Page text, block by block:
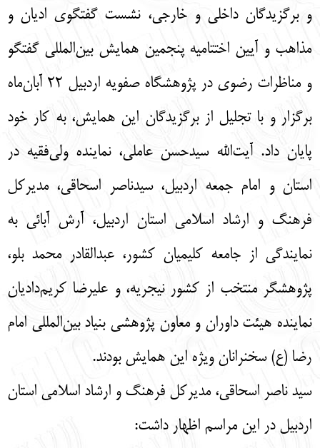
و برگزیدگان داخلی و خارجی، نشست گفتگوی ادیان و
مذاهب و آیین اختتامیه پنجمین همایش بین‌المللی گفتگو
و مناظرات رضوی در پژوهشگاه صفویه اردبیل ۲۲ آبان‌ماه
برگزار و با تجلیل از برگزیدگان این همایش، به کار خود
پایان داد. آیت‌الله سیدحسن عاملی، نماینده ولی‌فقیه در
استان و امام جمعه اردبیل، سیدناصر اسحاقی، مدیرکل
فرهنگ و ارشاد اسلامی استان اردبیل، آرش آبائی به
نمایندگی از جامعه کلیمیان کشور، عبدالقادر محمد بلو،
پژوهشگر منتخب از کشور نیجریه، و علیرضا کریم‌دادیان
نماینده هیئت داوران و معاون پژوهشی بنیاد بین‌المللی امام
رضا (ع) سخنرانان ویژه این همایش بودند.
سید ناصر اسحاقی، مدیرکل فرهنگ و ارشاد اسلامی استان
اردبیل در این مراسم اظهار داشت: